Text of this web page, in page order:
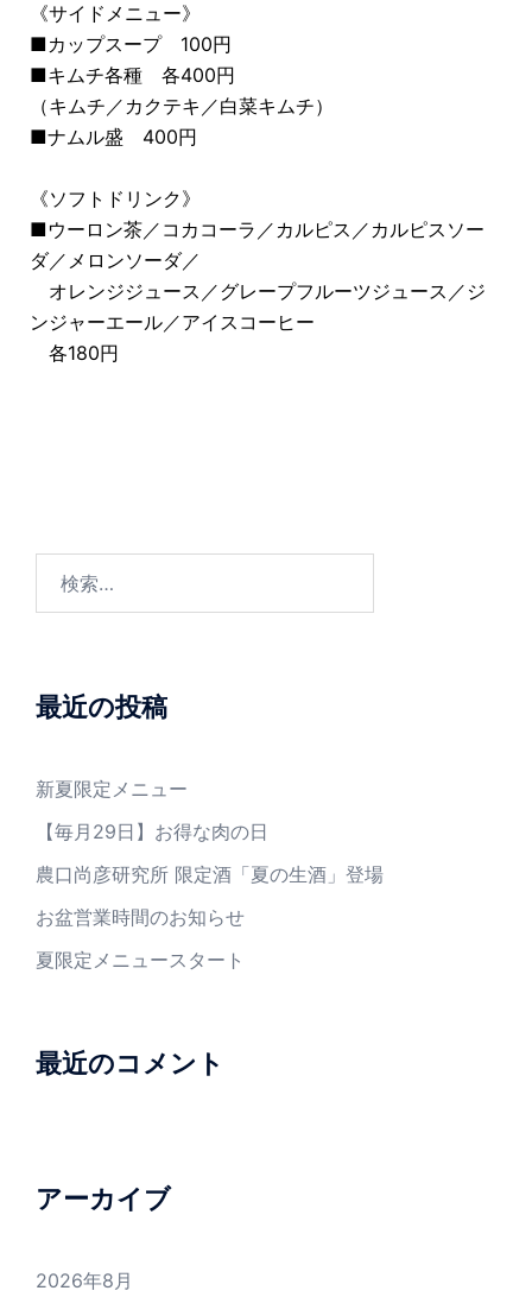
《サイドメニュー》
■カップスープ 100円
■キムチ各種 各400円
（キムチ／カクテキ／白菜キムチ）
■ナムル盛 400円
《ソフトドリンク》
■ウーロン茶／コカコーラ／カルピス／カルピスソー
ダ／メロンソーダ／
オレンジジュース／グレープフルーツジュース／ジ
ンジャーエール／アイスコーヒー
各180円
最近の投稿
新夏限定メニュー
【毎月29日】お得な肉の日
農口尚彦研究所 限定酒「夏の生酒」登場
お盆営業時間のお知らせ
夏限定メニュースタート
最近のコメント
アーカイブ
2026年8月